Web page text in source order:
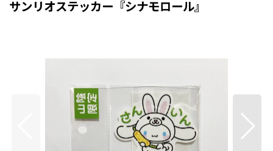
サンリオステッカー『シナモロール』